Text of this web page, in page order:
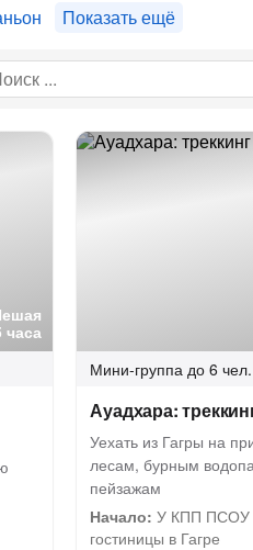
Показать ещё
часа
Мини-группа до 6 чел.
Ауадхара:
Уехать из Гагры на
лесам, бурным
пейзажам
Начало: У КПП ПСОУ
гостиницы в Гагре